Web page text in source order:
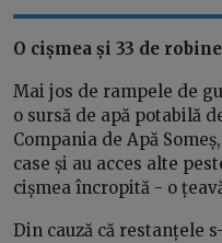
O cișmea și 33 de
Mai jos de rampele de
o sursă de apă potabilă
Compania de Apă
case și au acces alte
cișmea încropită - o
Din cauză că restanțele